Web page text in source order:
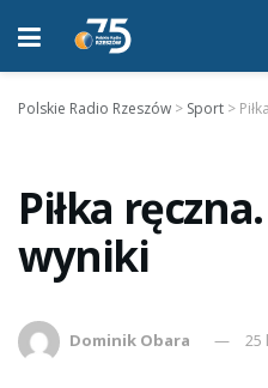
Polskie Radio Rzeszów > Sport >
Piłka
wyniki
Dominik Obara 25